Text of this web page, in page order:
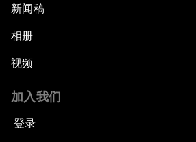
新闻稿
相册
视频
加入我们
登录